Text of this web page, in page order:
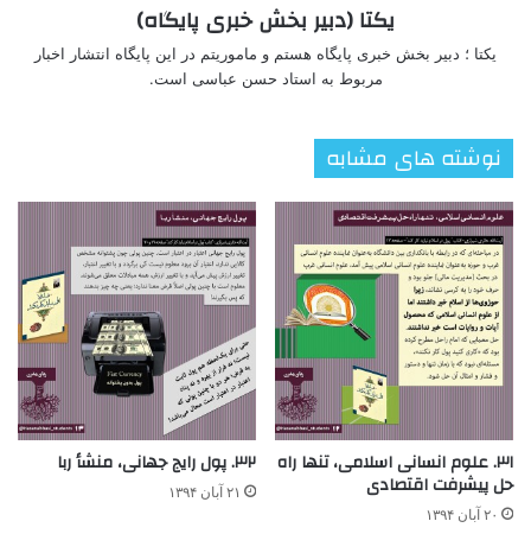
یکتا (دبیر بخش خبری پایگاه)
یکتا ؛ دبیر بخش خبری پایگاه هستم و ماموریتم در این پایگاه انتشار اخبار
مربوط به استاد حسن عباسی است.
نوشته های مشابه
۳۱. علوم انسانی اسلامی، تنها راه
حل پیشرفت اقتصادی
۲۰ آبان ۱۳۹۴
۳۲. پول رایج جهانی، منشأ ربا
۲۱ آبان ۱۳۹۴